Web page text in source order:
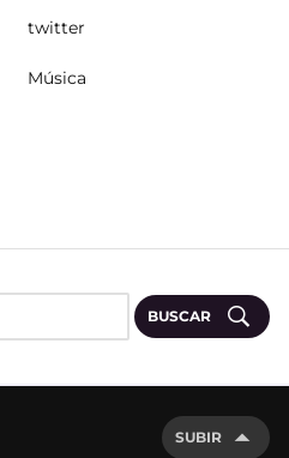
twitter
Música
BUSCAR
SUBIR